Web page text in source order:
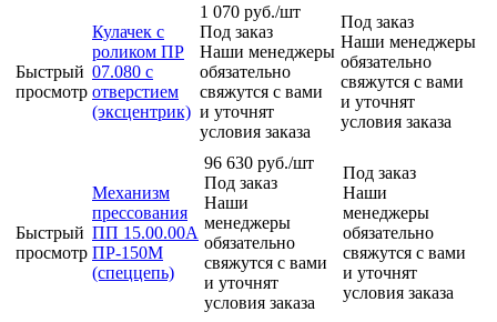
Быстрый
просмотр
Кулачек с
роликом ПР
07.080 с
отверстием
(эксцентрик)
1 070 руб./шт
Под заказ
Наши менеджеры
обязательно
свяжутся с вами
и уточнят
условия заказа
Под заказ
Наши менеджеры
обязательно
свяжутся с вами
и уточнят
условия заказа
Быстрый
просмотр
Механизм
прессования
ПП 15.00.00А
ПР-150М
(спеццепь)
96 630 руб./шт
Под заказ
Наши
менеджеры
обязательно
свяжутся с вами
и уточнят
условия заказа
Под заказ
Наши
менеджеры
обязательно
свяжутся с вами
и уточнят
условия заказа